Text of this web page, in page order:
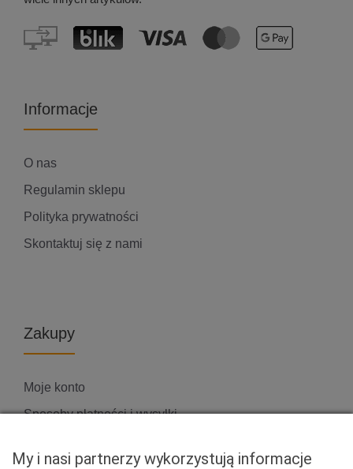
Informacje
O nas
Regulamin sklepu
Polityka prywatności
Skontaktuj się z nami
Zakupy
Moje konto
Sposoby płatności i wysyłki
My i nasi partnerzy wykorzystują informacje